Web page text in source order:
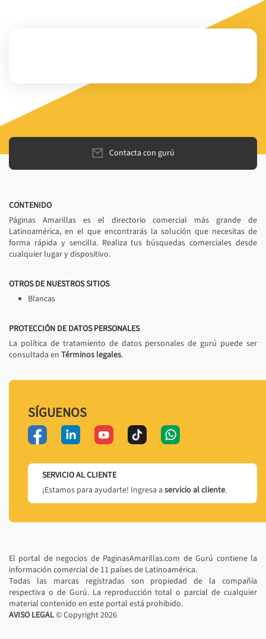
Contacta con gurú
CONTENIDO
Páginas Amarillas es el directorio comercial más grande de
Latinoamérica, en el que encontrarás la solución que necesitas de
forma rápida y sencilla. Realiza tus búsquedas comerciales desde
cualquier lugar y dispositivo.
OTROS DE NUESTROS SITIOS
Blancas
PROTECCIÓN DE DATOS PERSONALES
La política de tratamiento de datos personales de gurú puede ser
consultada en Términos legales.
SÍGUENOS
SERVICIO AL CLIENTE
¡Estamos para ayudarte! Ingresa a servicio al cliente.
El portal de negocios de PaginasAmarillas.com de Gurú contiene la
información comercial de 11 países de Latinoamérica.
Todas las marcas registradas son propiedad de la compañía
respectiva o de Gurú. La reproducción total o parcial de cualquier
material contenido en este portal está prohibido.
AVISO LEGAL© Copyright2026